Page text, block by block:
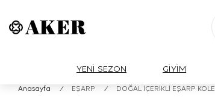
YENİ SEZON GİYİM
Anasayfa / EŞARP / DOĞAL İÇERİKLİ EŞARP